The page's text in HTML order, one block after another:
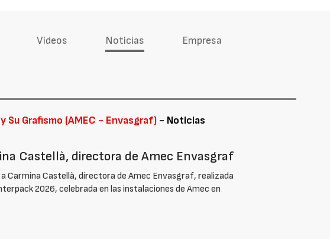
Vídeos Noticias Empresa
Su Grafismo (AMEC - Envasgraf) - Noticias
Castellà, directora de Amec Envasgraf
Carmina Castellà, directora de Amec Envasgraf, realizada
2026, celebrada en las instalaciones de Amec en